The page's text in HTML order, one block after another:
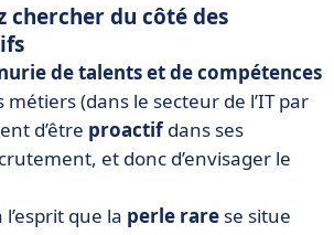
chercher du côté des
de talents et de compétences
(dans le secteur de l’IT par
d’être proactifdans ses
et donc d’envisager le
que la perle rare se situe